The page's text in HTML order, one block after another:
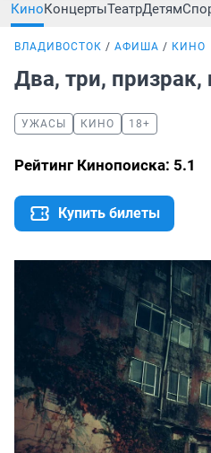
КиноКонцертыТеатрДетям
ВЛАДИВОСТОК АФИША КИНО
Два, три, призрак,
УЖАСЫ КИНО 18+
Рейтинг Кинопоиска: 5.1
Купить билеты